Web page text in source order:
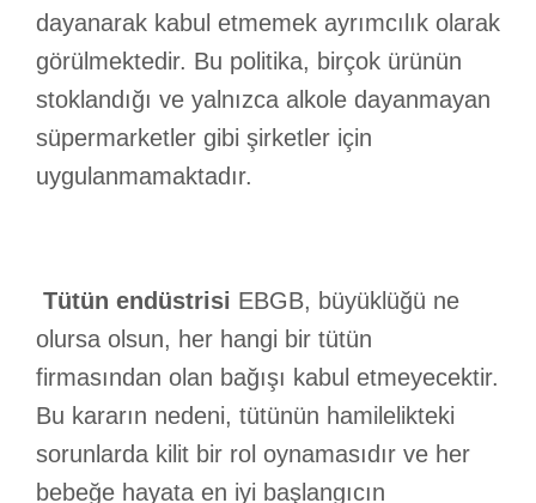
dayanarak kabul etmemek ayrımcılık olarak
görülmektedir. Bu politika, birçok ürünün
stoklandığı ve yalnızca alkole dayanmayan
süpermarketler gibi şirketler için
uygulanmamaktadır.
Tütün endüstrisi EBGB, büyüklüğü ne
olursa olsun, her hangi bir tütün
firmasından olan bağışı kabul etmeyecektir.
Bu kararın nedeni, tütünün hamilelikteki
sorunlarda kilit bir rol oynamasıdır ve her
bebeğe hayata en iyi başlangıcın